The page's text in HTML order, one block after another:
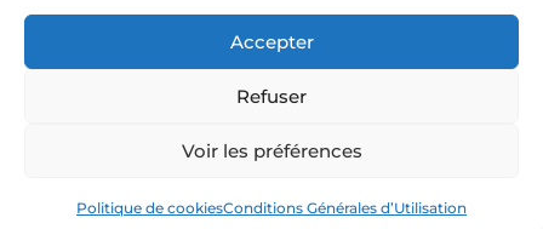
Accepter
Refuser
Voir les préférences
Politique de cookiesConditions Générales d’Utilisation
© Amitiés Voconces 2013-2026 -
Contact-Connexion utilisateur